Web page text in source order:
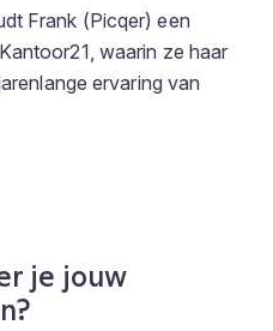
Frank (Picqer) een
waarin ze haar
ervaring van
je jouw